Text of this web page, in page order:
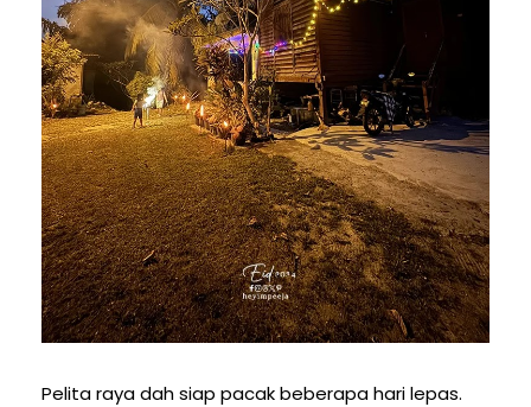
Pelita raya dah siap pacak beberapa hari lepas.